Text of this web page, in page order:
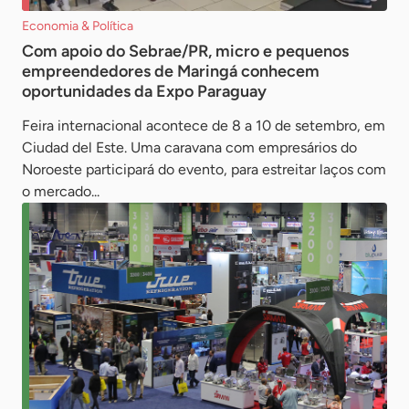
Economia & Política
Com apoio do Sebrae/PR, micro e pequenos
empreendedores de Maringá conhecem
oportunidades da Expo Paraguay
Feira internacional acontece de 8 a 10 de setembro, em
Ciudad del Este. Uma caravana com empresários do
Noroeste participará do evento, para estreitar laços com
o mercado...